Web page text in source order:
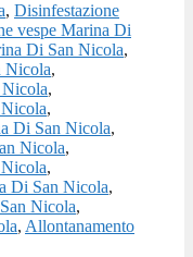
, Disinfestazione
vespe Marina Di
Di San Nicola,
Nicola,
,
,
Di San Nicola,
Nicola,
,
Di San Nicola,
Nicola,
, Allontanamento